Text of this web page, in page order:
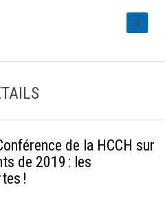
de la HCCH sur
de 2019 : les
!